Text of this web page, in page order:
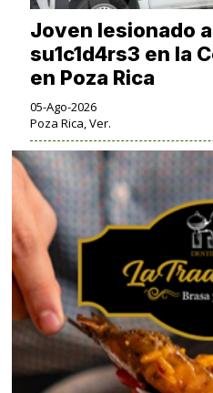
Joven lesionado
su1c1d4rs3 en la
en Poza Rica
05-Ago-2026
Poza Rica, Ver.